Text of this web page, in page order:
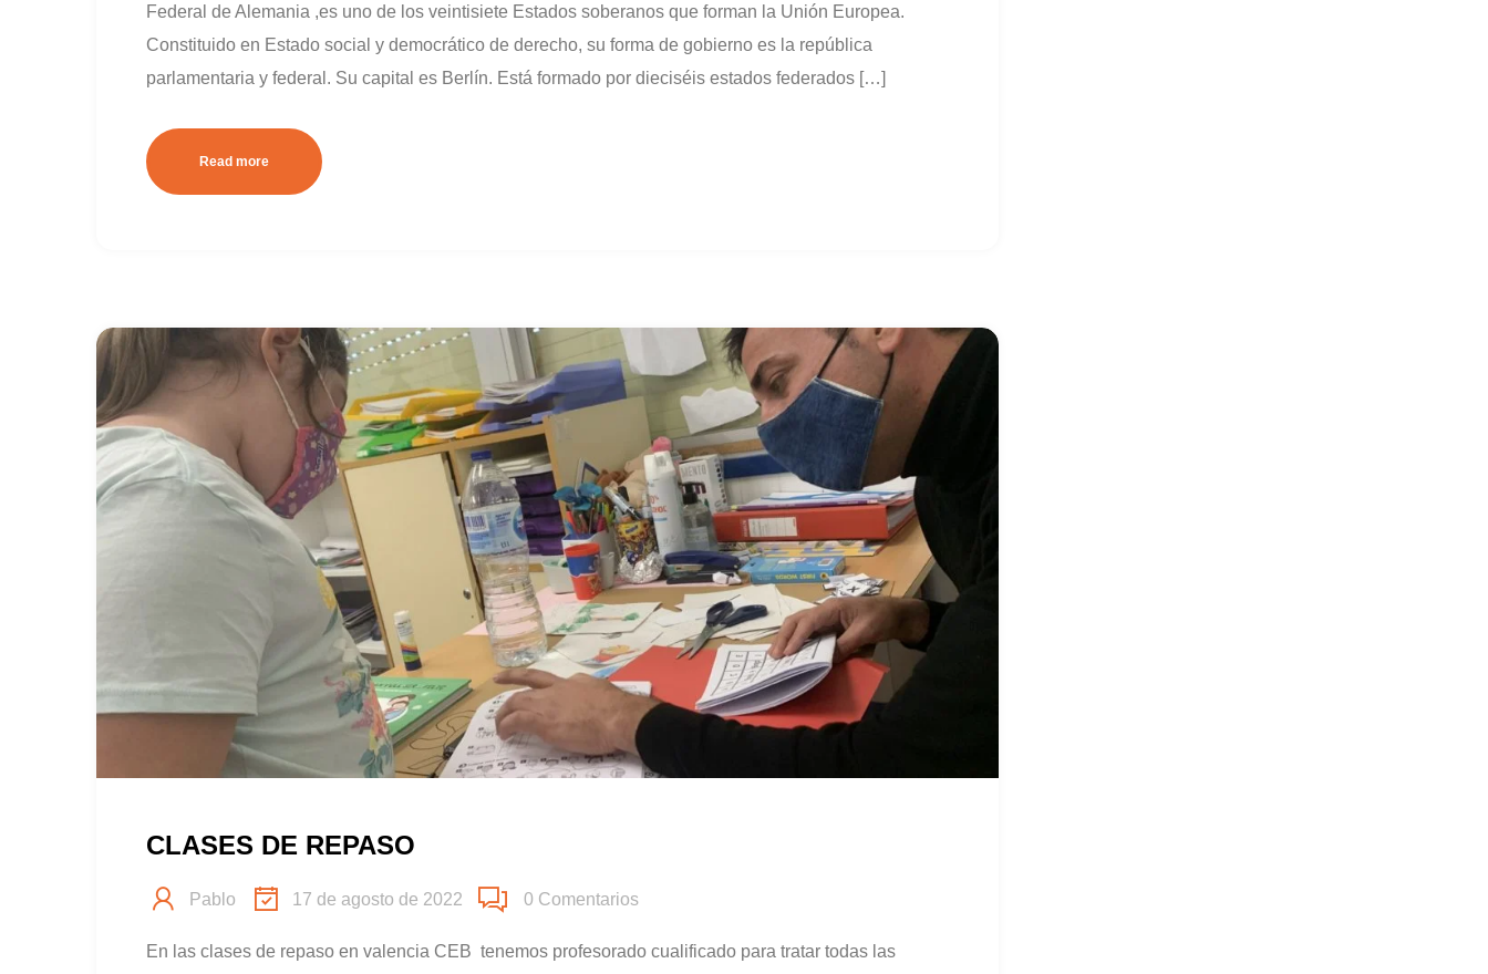
Federal de Alemania ,es uno de los veintisiete Estados soberanos que forman la Unión Europea.
Constituido en Estado social y democrático de derecho, su forma de gobierno es la república
parlamentaria y federal. Su capital es Berlín. Está formado por dieciséis estados federados […]
Read more
CLASES DE REPASO
Pablo 17 de agosto de 2022 0 Comentarios
En las clases de repaso en valencia CEB tenemos profesorado cualificado para tratar todas las